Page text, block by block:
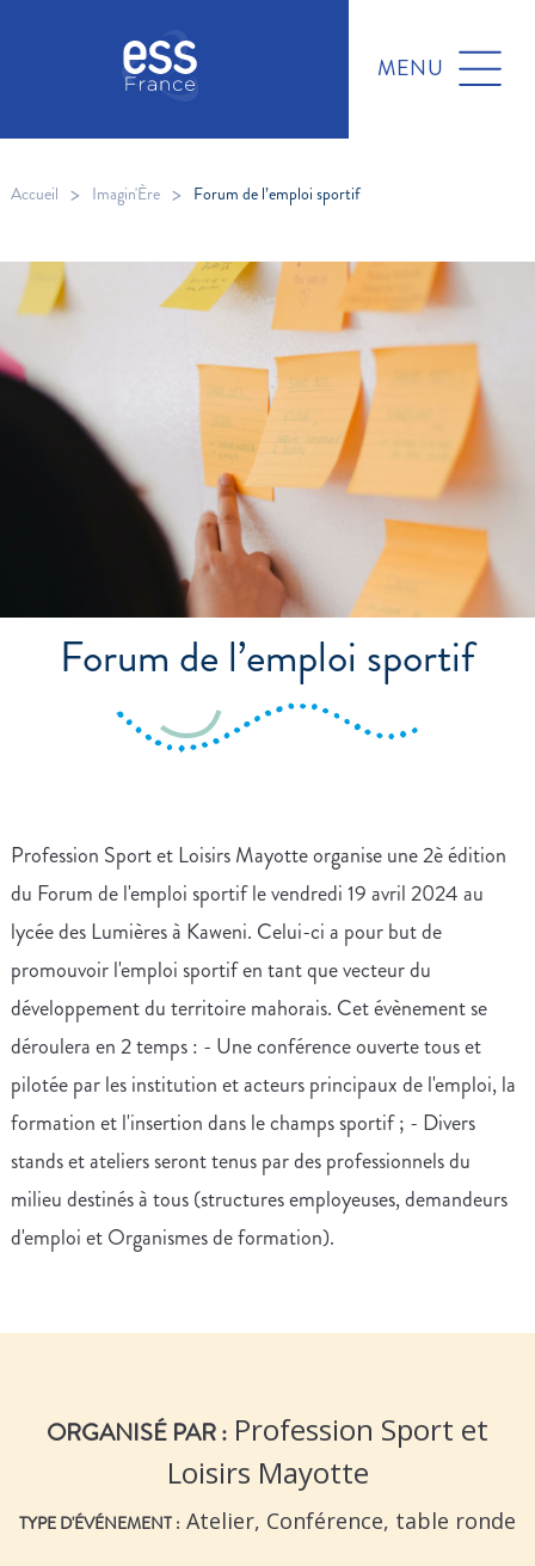
MENU
Accueil > Imagin'Ère > Forum de l’emploi sportif
Forum de l’emploi sportif
Profession Sport et Loisirs Mayotte organise une 2è édition
du Forum de l'emploi sportif le vendredi 19 avril 2024 au
lycée des Lumières à Kaweni. Celui-ci a pour but de
promouvoir l'emploi sportif en tant que vecteur du
développement du territoire mahorais. Cet évènement se
déroulera en 2 temps : - Une conférence ouverte tous et
pilotée par les institution et acteurs principaux de l'emploi, la
formation et l'insertion dans le champs sportif ; - Divers
stands et ateliers seront tenus par des professionnels du
milieu destinés à tous (structures employeuses, demandeurs
d'emploi et Organismes de formation).
ORGANISÉ PAR : Profession Sport et
Loisirs Mayotte
TYPE D'ÉVÉNEMENT : Atelier, Conférence, table ronde